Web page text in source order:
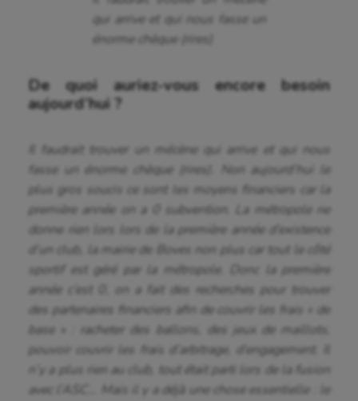
qui arrive et qui nous fasse un
énorme chèque (rires)
De quoi auriez-vous encore besoin
aujourd’hui ?
Il faudrait trouver un mécène qui arrive et qui nous
fasse un énorme chèque (rires). Non aujourd’hui
le
plus gros soucis ce sont les moyens financiers car la
première année on a 0 subvention. La métropole ne
donne rien lors lors de la première année d’existence
d’un club, la mairie de Boves non plus car tout le côté
sportif est géré par la métropole. Donc la première
année c’est 0, on a fait des recherches pour trouver
des partenaires financiers afin de couvrir les frais « de
base » : racheter des ballons, des jeux de maillots,
pouvoir couvrir les frais d’arbitrage, d’engagement. Il
n’y a plus rien au club, tout était parti lors de la fusion
avec l’ASC… Mais il y a déjà une chose essentielle : le